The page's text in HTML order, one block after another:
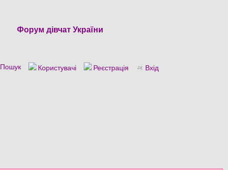
Форум дівчат України
Пошук Користувачі Реєстрація Вхід